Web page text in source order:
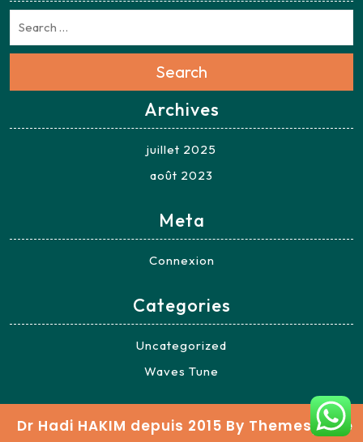
Search
Archives
juillet 2025
août 2023
Meta
Connexion
Categories
Uncategorized
Waves Tune
Dr Hadi HAKIM depuis 2015 By Themespride